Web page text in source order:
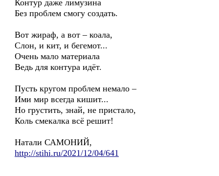
Контур даже лимузина
Без проблем смогу создать.
Вот жираф, а вот – коала,
Слон, и кит, и бегемот...
Очень мало материала
Ведь для контура идёт.
Пусть кругом проблем немало –
Ими мир всегда кишит...
Но грустить, знай, не пристало,
Коль смекалка всё решит!
Натали САМОНИЙ,
http://stihi.ru/2021/12/04/641